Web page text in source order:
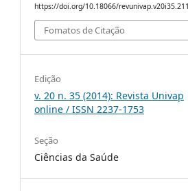
https://doi.org/10.18066/
Fomatos de Citação
Edição
v. 20 n. 35 (2014): Revista Univap
online / ISSN 2237-1753
Seção
Ciências da Saúde